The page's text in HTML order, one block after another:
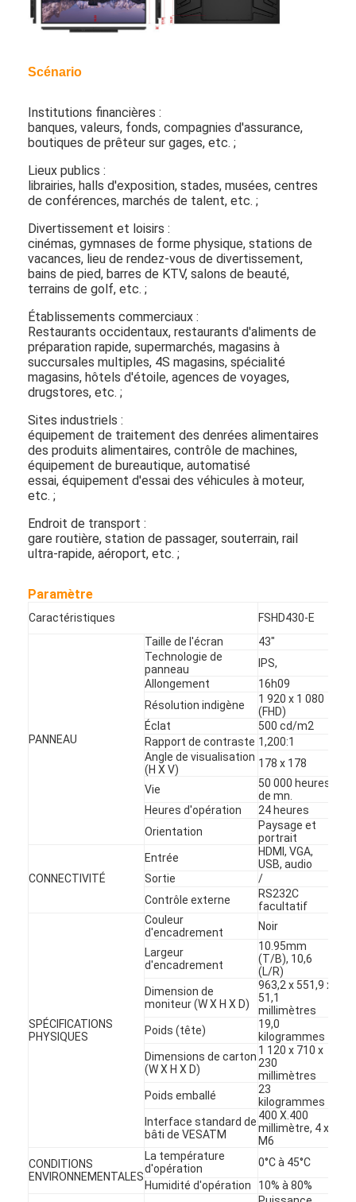
Produits
Vidéos
Au sujet de nous
Visite d'usine
Contactez-nous
Nouvelles
Discuter Maintenant
Affichage d'affichage à cristaux liquides de fenêtre
double écran dégrossi d'affichage à cristaux liquides
Affichage extérieur d'affichage à cristaux liquides
Commande extérieure par des panneaux de menu
petit panneau d'affichage à cristaux liquides
Panneau d'affichage à cristaux liquides de cadre ouvert
Affichage à cristaux liquides optiquement métallisé
Moniteur d'affichage à cristaux liquides de cadre ouvert
Panneau d'intérieur de menu de Digital
Signage d'intérieur de Digital
Signage imperméable de Digital
Affiche extérieure de Digital
Panneau étiré d'affichage à cristaux liquides
Scénario
Institutions financières :
banques, valeurs, fonds, compagnies d'assurance,
boutiques de prêteur sur gages, etc. ;
Lieux publics :
librairies, halls d'exposition, stades, musées, centres
de conférences, marchés de talent, etc. ;
Divertissement et loisirs :
cinémas, gymnases de forme physique, stations de
vacances, lieu de rendez-vous de divertissement,
bains de pied, barres de KTV, salons de beauté,
terrains de golf, etc. ;
Établissements commerciaux :
Restaurants occidentaux, restaurants d'aliments de
préparation rapide, supermarchés, magasins à
succursales multiples, 4S magasins, spécialité
magasins, hôtels d'étoile, agences de voyages,
drugstores, etc. ;
Sites industriels :
équipement de traitement des denrées alimentaires
des produits alimentaires, contrôle de machines,
équipement de bureautique, automatisé
essai, équipement d'essai des véhicules à moteur,
etc. ;
Endroit de transport :
gare routière, station de passager, souterrain, rail
ultra-rapide, aéroport, etc. ;
Paramètre
Caractéristiques FSHD430-E
PANNEAU
Taille de l'écran
43"
Technologie de
panneau
IPS,
Allongement
16h09
Résolution indigène
1 920 x 1 080
(FHD)
Éclat
500 cd/m2
Rapport de contraste 1,200:1
Angle de visualisation
(H X V)
178 x 178
Vie
50 000 heures
de mn.
Heures d'opération
24 heures
Orientation
Paysage et
portrait
CONNECTIVITÉ
Entrée
HDMI, VGA,
USB, audio
Sortie
/
Contrôle externe
RS232C
facultatif
SPÉCIFICATIONS
PHYSIQUES
Couleur
d'encadrement
Noir
Largeur
d'encadrement
10.95mm
(T/B), 10,6
(L/R)
Dimension de
moniteur (W X H X D)
963,2 x 551,9 x
51,1
millimètres
Poids (tête)
19,0
kilogrammes
Dimensions de carton
(W X H X D)
1 120 x 710 x
230
millimètres
Poids emballé
23
kilogrammes
Interface standard de
bâti de VESATM
400 X.400
millimètre, 4 x
M6
CONDITIONS
ENVIRONNEMENTALES
La température
d'opération
0°C à 45°C
Humidité d'opération
10% à 80%